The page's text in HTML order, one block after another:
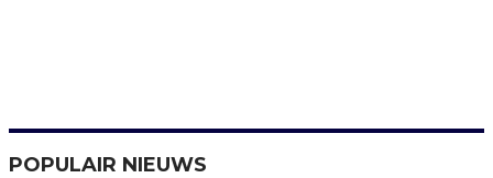
POPULAIR NIEUWS